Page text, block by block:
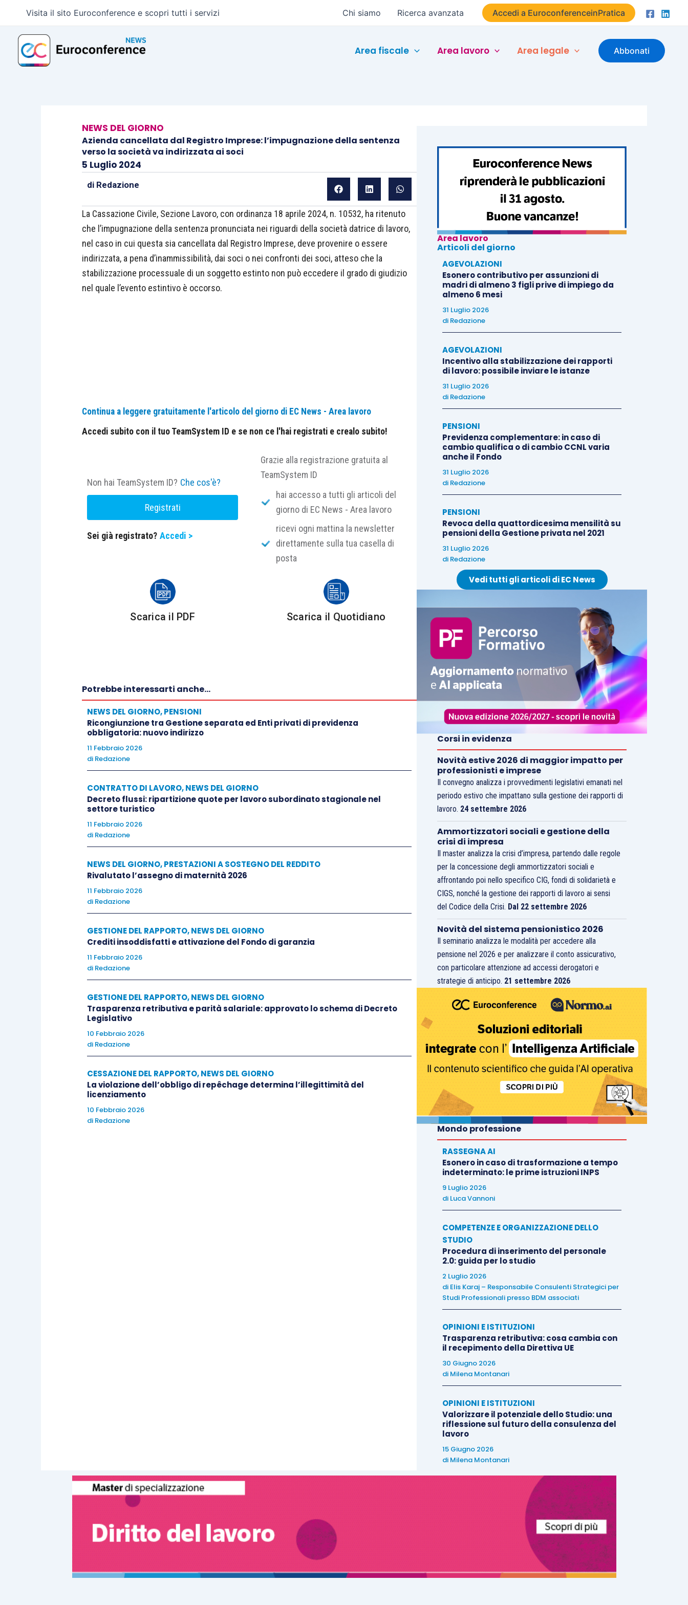
contenuto
Visita il sito Euroconference e scopri tutti i servizi Chi siamo Ricerca avanzata Accedi a EuroconferenceinPratica
Area fiscale Area lavoro Area legale Abbonati
NEWS DEL GIORNO
Azienda cancellata dal Registro Imprese: l’impugnazione della sentenza
verso la società va indirizzata ai soci
5 Luglio 2024
di Redazione
La Cassazione Civile, Sezione Lavoro, con ordinanza 18 aprile 2024, n. 10532, ha ritenuto
che l’impugnazione della sentenza pronunciata nei riguardi della società datrice di lavoro,
nel caso in cui questa sia cancellata dal Registro Imprese, deve provenire o essere
indirizzata, a pena d’inammissibilità, dai soci o nei confronti dei soci, atteso che la
stabilizzazione processuale di un soggetto estinto non può eccedere il grado di giudizio
nel quale l’evento estintivo è occorso.
Continua a leggere gratuitamente l'articolo del giorno di EC News - Area lavoro
Accedi subito con il tuo TeamSystem ID e se non ce l'hai registrati e crealo subito!
Non hai TeamSystem ID? Che cos'è?
Registrati
Sei già registrato? Accedi >
Grazie alla registrazione gratuita al
TeamSystem ID
hai accesso a tutti gli articoli del
giorno di EC News - Area lavoro
ricevi ogni mattina la newsletter
direttamente sulla tua casella di
posta
Scarica il PDF Scarica il Quotidiano
Potrebbe interessarti anche...
NEWS DEL GIORNO,PENSIONI
Ricongiunzione tra Gestione separata ed Enti privati di previdenza
obbligatoria: nuovo indirizzo
11 Febbraio 2026
di Redazione
CONTRATTO DI LAVORO,NEWS DEL GIORNO
Decreto flussi: ripartizione quote per lavoro subordinato stagionale nel
settore turistico
11 Febbraio 2026
di Redazione
NEWS DEL GIORNO,PRESTAZIONI A SOSTEGNO DEL REDDITO
Rivalutato l’assegno di maternità 2026
11 Febbraio 2026
di Redazione
GESTIONE DEL RAPPORTO,NEWS DEL GIORNO
Crediti insoddisfatti e attivazione del Fondo di garanzia
11 Febbraio 2026
di Redazione
GESTIONE DEL RAPPORTO,NEWS DEL GIORNO
Trasparenza retributiva e parità salariale: approvato lo schema di Decreto
Legislativo
10 Febbraio 2026
di Redazione
CESSAZIONE DEL RAPPORTO,NEWS DEL GIORNO
La violazione dell’obbligo di repêchage determina l’illegittimità del
licenziamento
10 Febbraio 2026
di Redazione
Area lavoro
Articoli del giorno
AGEVOLAZIONI
Esonero contributivo per assunzioni di
madri di almeno 3 figli prive di impiego da
almeno 6 mesi
31 Luglio 2026
di Redazione
AGEVOLAZIONI
Incentivo alla stabilizzazione dei rapporti
di lavoro: possibile inviare le istanze
31 Luglio 2026
di Redazione
PENSIONI
Previdenza complementare: in caso di
cambio qualifica o di cambio CCNL varia
anche il Fondo
31 Luglio 2026
di Redazione
PENSIONI
Revoca della quattordicesima mensilità su
pensioni della Gestione privata nel 2021
31 Luglio 2026
di Redazione
Vedi tutti gli articoli di EC News
Corsi in evidenza
Novità estive 2026 di maggior impatto per
professionisti e imprese
Il convegno analizza i provvedimenti legislativi emanati nel
periodo estivo che impattano sulla gestione dei rapporti di
lavoro. 24 settembre 2026
Ammortizzatori sociali e gestione della
crisi di impresa
Il master analizza la crisi d’impresa, partendo dalle regole
per la concessione degli ammortizzatori sociali e
affrontando poi nello specifico CIG, fondi di solidarietà e
CIGS, nonché la gestione dei rapporti di lavoro ai sensi
del Codice della Crisi. Dal 22 settembre 2026
Novità del sistema pensionistico 2026
Il seminario analizza le modalità per accedere alla
pensione nel 2026 e per analizzare il conto assicurativo,
con particolare attenzione ad accessi derogatori e
strategie di anticipo. 21 settembre 2026
Mondo professione
RASSEGNA AI
Esonero in caso di trasformazione a tempo
indeterminato: le prime istruzioni INPS
9 Luglio 2026
di Luca Vannoni
COMPETENZE E ORGANIZZAZIONE DELLO
STUDIO
Procedura di inserimento del personale
2.0: guida per lo studio
2 Luglio 2026
di Elis Karaj – Responsabile Consulenti Strategici per
Studi Professionali presso BDM associati
OPINIONI E ISTITUZIONI
Trasparenza retributiva: cosa cambia con
il recepimento della Direttiva UE
30 Giugno 2026
di Milena Montanari
OPINIONI E ISTITUZIONI
Valorizzare il potenziale dello Studio: una
riflessione sul futuro della consulenza del
lavoro
15 Giugno 2026
di Milena Montanari